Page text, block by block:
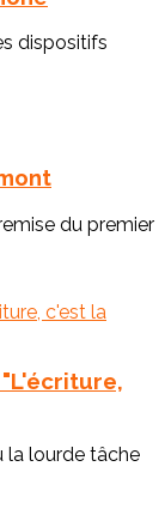
dispositifs
du premier
la lourde tâche